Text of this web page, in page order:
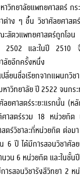
วิทยาลัยแพทยศาสตร์ กร
าง ๆ ขึ้น วิชาศัลยศาสต
สัตวแพทยศาสตร์ถูกโอน
2502 และในปี 2510 จึ
ลัยอีกครั้งหนึ่ง
นชื่อเรียกจากแผนกวิชา
วิทยาลัย ปี 2522 จนกร
ยศาสตร์ระยะแรกนั้น (ห
ศาสตร์รวม 18 หน่วยกิต
ตร์วิชาละกี่หน่วยกิต ต่อม
6 ปี ได้มีการสอนวิชาศัล
นวน 6 หน่วยกิต และในชั้น
สอนวิชารังสีวิทยา 2 หน่